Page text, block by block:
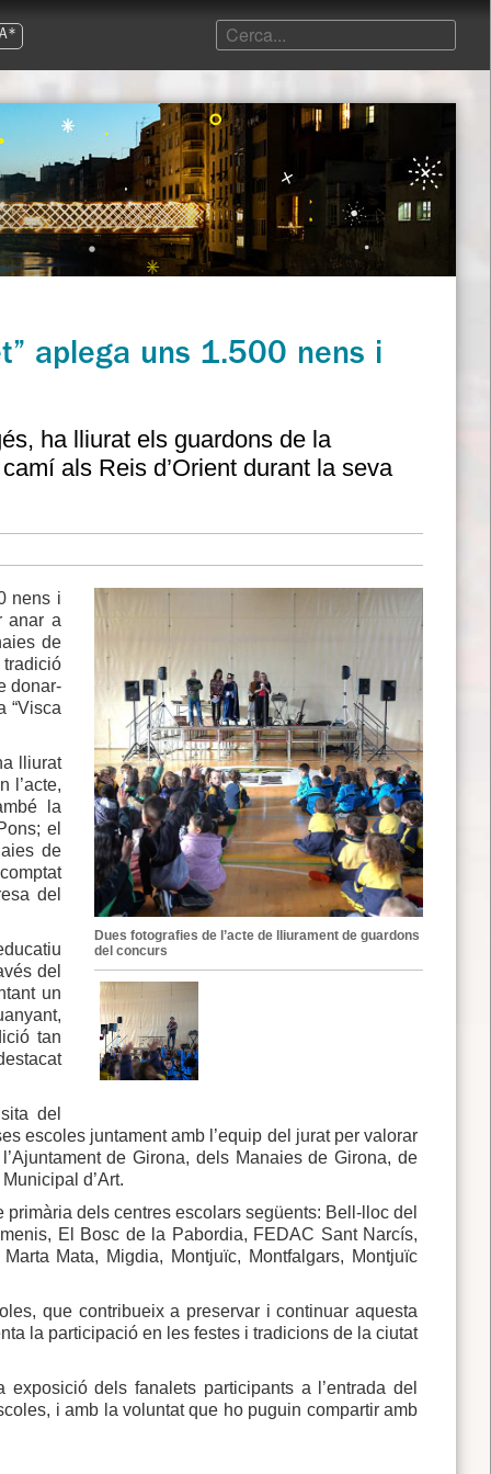
aplega uns 1.500 nens i
ha lliurat els guardons de la
als Reis d’Orient durant la seva
Dues fotografies de l’acte de lliurament de guardons
del concurs
nens i
anar a
de
donar-
“Visca
lliurat
l’acte,
la
el
de
del
del
un
tan
del
escoles juntament amb l’equip del jurat per valorar
de Girona, dels Manaies de Girona, de
d’Art.
dels centres escolars següents: Bell-lloc del
El Bosc de la Pabordia, FEDAC Sant Narcís,
Mata, Migdia, Montjuïc, Montfalgars, Montjuïc
que contribueix a preservar i continuar aquesta
la participació en les festes i tradicions de la ciutat
dels fanalets participants a l’entrada del
i amb la voluntat que ho puguin compartir amb